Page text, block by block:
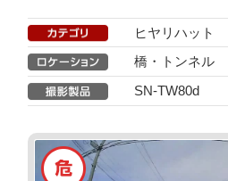
ヒヤリハット
橋・トンネル
SN-TW80d